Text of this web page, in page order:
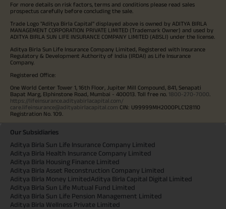
For more details on risk factors, terms and conditions please read sales
prospectus carefully before concluding the sale.
Trade Logo "Aditya Birla Capital" displayed above is owned by ADITYA BIRLA
MANAGEMENT CORPORATION PRIVATE LIMITED (Trademark Owner) and used by
ADITYA BIRLA SUN LIFE INSURANCE COMPANY LIMITED (ABSLI) under the license.
Aditya Birla Sun Life Insurance Company Limited, Registered with Insurance
Regulatory & Development Authority of India (IRDAI) as Life Insurance
Company.
Registered Office:
One World Center Tower 1, 16th Floor, Jupiter Mill Compound, 841, Senapati
Bapat Marg, Elphinstone Road, Mumbai - 400013. Toll free no. 1800-270-7000
https://lifeinsurance.adityabirlacapital.com/
care.lifeinsurance@adityabirlacapital.com CIN: U99999MH2000PLC128110
Registration No. 109.
Our Subsidiaries
Aditya Birla Sun Life Insurance Company Limited
Aditya Birla Health Insurance Company Limited
Aditya Birla Housing Finance Limited
Aditya Birla Asset Reconstruction Company Limited
Aditya Birla Money LimitedAditya Birla Capital Digital Limited
Aditya Birla Sun Life Mutual Fund Limited
Aditya Birla Sun Life Pension Management Limited
Aditya Birla Wellness Private Limited